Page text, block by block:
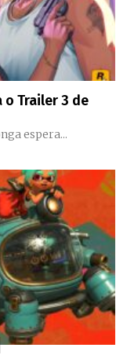
o Trailer 3 de
Trailer de GTA 6 A longa espera...